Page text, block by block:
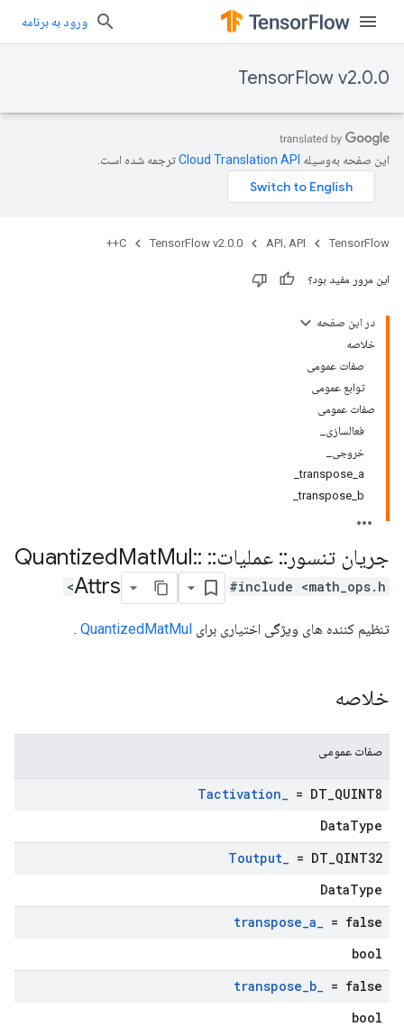
ورود به برنامه
TensorFlow v2.0.0
این صفحه به‌وسیله ترجمه شده است.
TensorFlow API، API TensorFlow v2.0.0
C++
این مرور مفید بود؟
در این صفحه
خلاصه
صفات عمومی
توابع عمومی
صفات عمومی
فعالسازی_
خروجی_
transpose_a_
transpose_b_
جریان تنسور :: عملیات::
MatMul::
Attrs
#include <math_ops.h>
تنظیم کننده های ویژگی اختیاری برای QuantizedMatMul
.
خلاصه
صفات عمومی
Tactivation_ = DT QUINT8
DataType
Toutput_ = DT QINT32
DataType
transpose_a_ = false
bool
transpose_b_ = false
bool